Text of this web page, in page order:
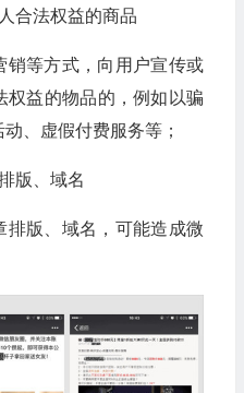
合法权益的商品
销等方式，向用户宣传或
权益的物品的，例如以骗
、虚假付费服务等；
版、域名
排版、域名，可能造成微